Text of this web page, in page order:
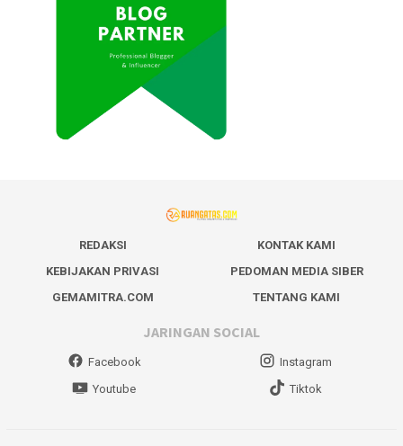
REDAKSI
KONTAK KAMI
KEBIJAKAN PRIVASI
PEDOMAN MEDIA SIBER
GEMAMITRA.COM
TENTANG KAMI
JARINGAN SOCIAL
Facebook
Instagram
Youtube
Tiktok